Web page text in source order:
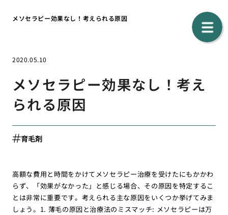
メソセラピー効果なし！考えられる原因
2020.05.10
メソセラピー効果なし！考え
られる原因
育毛剤
高額な費用と時間をかけてメソセラピー治療を受けたにもかかわ
らず、「効果がなかった」と感じる場合、その原因を特定するこ
とは非常に重要です。考えられる主な原因をいくつか挙げてみま
しょう。1. 薄毛の原因と治療法のミスマッチ: メソセラピーは万